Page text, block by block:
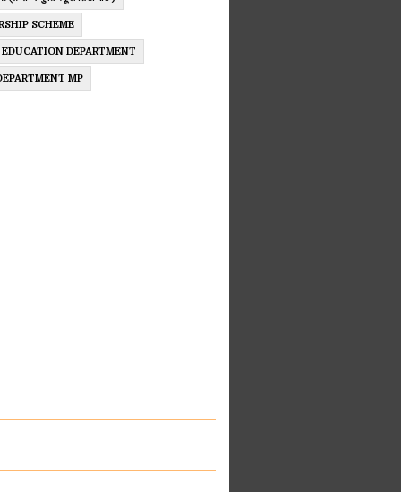
SCHEME
DEPARTMENT
MP